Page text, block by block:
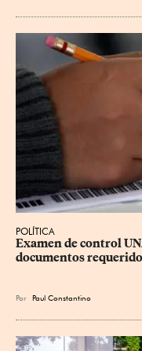
POLÍTICA
Examen de control
documentos
Por Paul Constantino